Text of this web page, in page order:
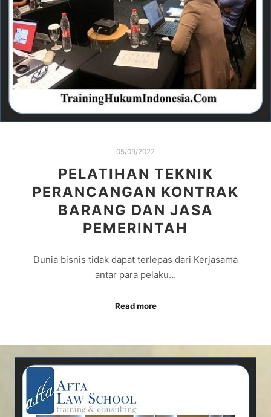
05/09/2022
PELATIHAN TEKNIK
PERANCANGAN KONTRAK
BARANG DAN JASA
PEMERINTAH
Dunia bisnis tidak dapat terlepas dari Kerjasama
antar para pelaku…
Read more